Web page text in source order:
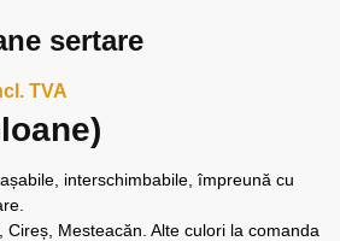
sertare
TVA
interschimbabile, împreună cu
Mesteacăn. Alte culori la comanda